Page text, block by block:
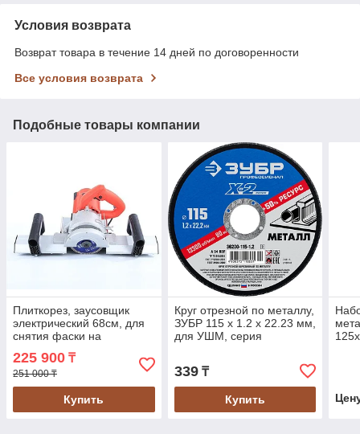
Условия возврата
Возврат товара в течение 14 дней по договоренности
Все условия возврата
Подобные товары компании
Плиткорез, заусовщик
электрический 68см, для
снятия фаски на
керамограните
225 900 ₸
251 000 ₸
Купить
Круг отрезной по металлу,
ЗУБР 115 х 1.2 х 22.23 мм,
для УШМ, серия
339₸
Купить